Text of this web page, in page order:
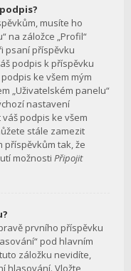
musíte ho
na záložce „Profil“
psaní příspěvku
podpis k příspěvku
ke všem mým
„Uživatelském panelu“
nastavení
podpis ke všem
stále zamezit
tak, že
možnosti Připojit
prvního příspěvku
pod hlavním
záložku nevidíte,
hlasování. Vložte